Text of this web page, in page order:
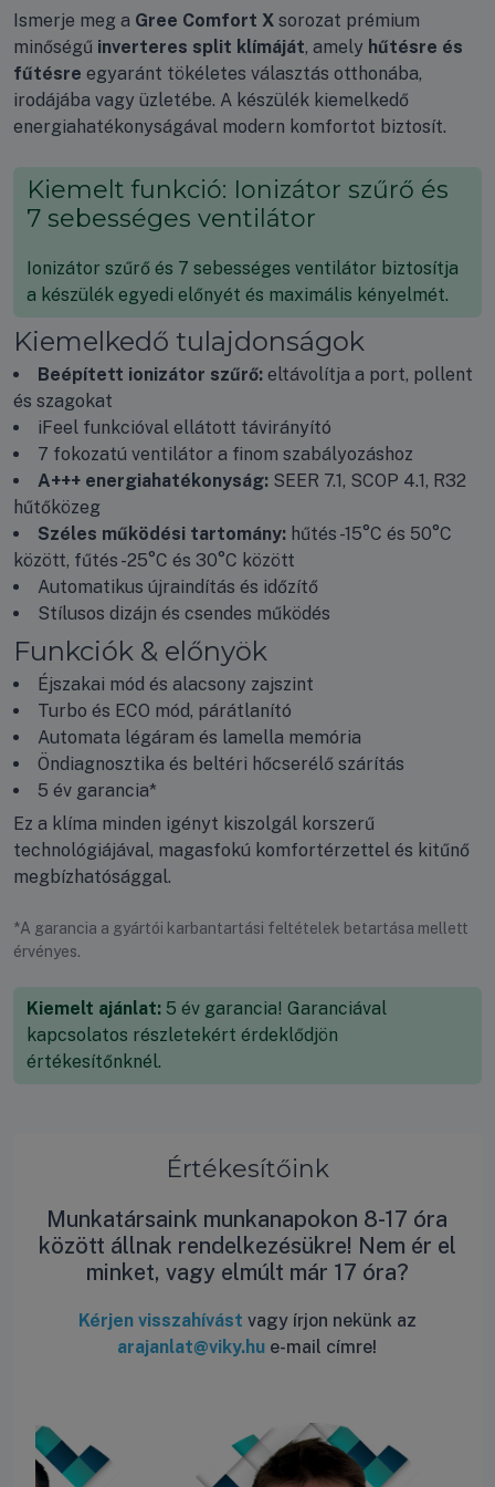
Értékesítőink
Munkatársaink munkanapokon 8-17 óra
között állnak rendelkezésükre! Nem ér el
minket, vagy elmúlt már 17 óra?
Kérjen visszahívást vagy írjon nekünk az
arajanlat@viky.hu e-mail címre!
Ismerje meg a Gree Comfort X sorozat prémium
minőségű inverteres split klímáját, amely hűtésre és
fűtésre egyaránt tökéletes választás otthonába,
irodájába vagy üzletébe. A készülék kiemelkedő
energiahatékonyságával modern komfortot biztosít.
Kiemelt funkció: Ionizátor szűrő és
7 sebességes ventilátor
Ionizátor szűrő és 7 sebességes ventilátor biztosítja
a készülék egyedi előnyét és maximális kényelmét.
Kiemelkedő tulajdonságok
Beépített ionizátor szűrő: eltávolítja a port, pollent
és szagokat
iFeel funkcióval ellátott távirányító
7 fokozatú ventilátor a finom szabályozáshoz
A+++ energiahatékonyság: SEER 7.1, SCOP 4.1, R32
hűtőközeg
Széles működési tartomány: hűtés -15°C és 50°C
között, fűtés -25°C és 30°C között
Automatikus újraindítás és időzítő
Stílusos dizájn és csendes működés
Funkciók & előnyök
Éjszakai mód és alacsony zajszint
Turbo és ECO mód, párátlanító
Automata légáram és lamella memória
Öndiagnosztika és beltéri hőcserélő szárítás
5 év garancia*
Ez a klíma minden igényt kiszolgál korszerű
technológiájával, magasfokú komfortérzettel és kitűnő
megbízhatósággal.
*A garancia a gyártói karbantartási feltételek betartása mellett
érvényes.
Kiemelt ajánlat: 5 év garancia! Garanciával
kapcsolatos részletekért érdeklődjön
értékesítőnknél.